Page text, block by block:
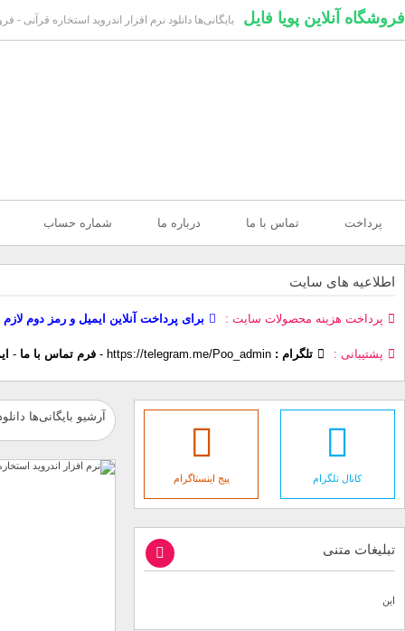
فروشگاه آنلاین پویا فایل بایگانی‌ها دانلود نرم افزار اندروید استخاره قرآنی -
پرداخت تماس با ما درباره ما شماره حساب
اطلاعیه های سایت
پرداخت هزینه محصولات سایت برای پرداخت آنلاین ایمیل و رمز دوم
پشتیبانی تلگرام : https://telegram.me/Poo_admin
- فرم تماس با ما -
آرشیو بایگانی‌ها
کانال تلگرام پیج اینستاگرام
تبلیغات متنی
این